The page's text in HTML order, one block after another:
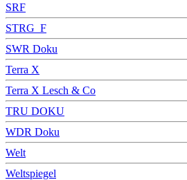
SRF
STRG_F
SWR Doku
Terra X
Terra X Lesch & Co
TRU DOKU
WDR Doku
Welt
Weltspiegel